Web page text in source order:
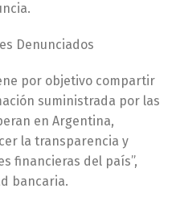
Denunciados
por objetivo compartir
suministrada por las
en Argentina,
la transparencia y
financieras del país”,
bancaria.